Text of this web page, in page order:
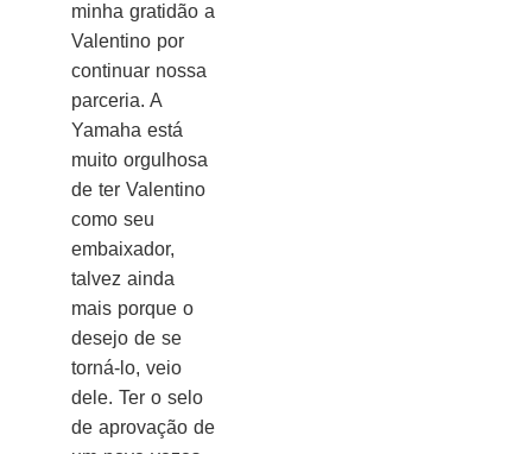
minha gratidão a
Valentino por
continuar nossa
parceria. A
Yamaha está
muito orgulhosa
de ter Valentino
como seu
embaixador,
talvez ainda
mais porque o
desejo de se
torná-lo, veio
dele. Ter o selo
de aprovação de